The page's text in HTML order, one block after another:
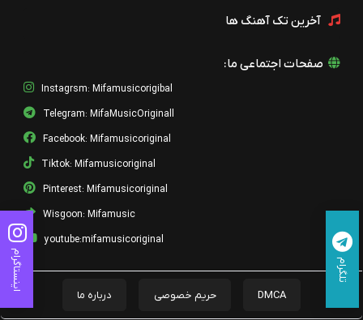
آخرین تک آهنگ ها
صفحات اجتماعی ما:
Instagrsm: Mifamusicorigibal
Telegram: MifaMusicOriginall
Facebook: Mifamusicoriginal
Tiktok: Mifamusicoriginal
Pinterest: Mifamusicoriginal
Wisgoon: Mifamusic
youtube:mifamusicoriginal
DMCA حریم خصوصی درباره ما
اینستاگرام تلگرام